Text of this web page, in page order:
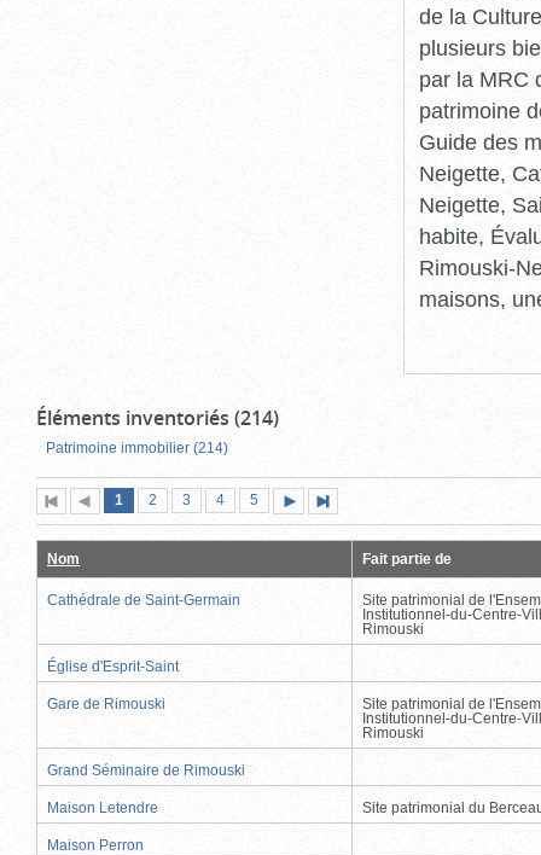
de la
plusieurs
par la MRC
patrimoine
Guide des
Neigette,
Neigette,
habite,
Rimouski-
maisons,
Éléments inventoriés (214)
Patrimoine immobilier (214)
Première
page
Page
précédente
Page
1 (page
actuelle)
Page
2 Page
3 Page
4 Page
5
suivante
page
Nom Fait partie de
Cathédrale de Saint-Germain
Site patrimonial de
Institutionnel-du-Centre-
Rimouski
Église d'Esprit-Saint
Gare de Rimouski
Site patrimonial de
Institutionnel-du-Centre-
Rimouski
Grand Séminaire de Rimouski
Maison Letendre Site patrimonial du
Maison Perron